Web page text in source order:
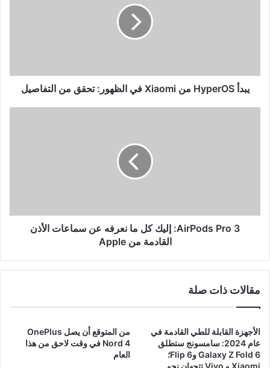
التفاصيل
يبدأ HyperOS من Xiaomi في الظهور: تحقق من التفاصيل
سماعات
Apple
AirPods Pro 3: إليك كل ما نعرفه عن سماعات الأذن
القادمة من Apple
مقالات ذات صلة
الأجهزة القابلة للطي القادمة في
عام 2024: سامسونج ستطلق
Galaxy Z Fold 6 وFlip 6؛
من المتوقع أن يصل OnePlus
Nord 4 في وقت لاحق من هذا
العام